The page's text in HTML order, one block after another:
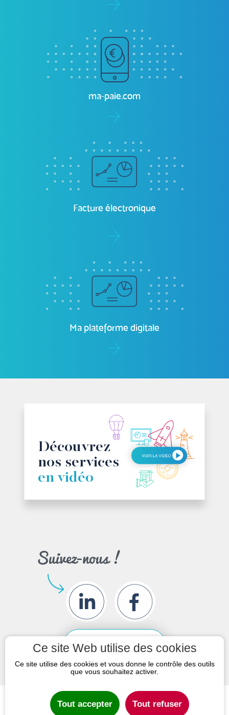
ma-comptabilité.com
ma-paie.com
Facture électronique
Ma plateforme digitale
Découvrez
nos services
en vidéo
Ce site Web utilise des cookies
Ce site utilise des cookies et vous donne le contrôle des outils
que vous souhaitez activer.
Tout accepter Tout refuser